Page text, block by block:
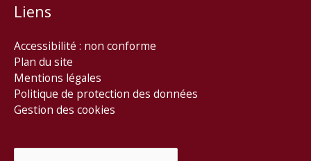
Liens
Accessibilité : non conforme
Plan du site
Mentions légales
Politique de protection des données
Gestion des cookies